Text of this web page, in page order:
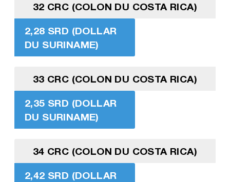
32 CRC (COLON DU COSTA RICA)
2,28 SRD (DOLLAR
DU SURINAME)
33 CRC (COLON DU COSTA RICA)
2,35 SRD (DOLLAR
DU SURINAME)
34 CRC (COLON DU COSTA RICA)
2,42 SRD (DOLLAR